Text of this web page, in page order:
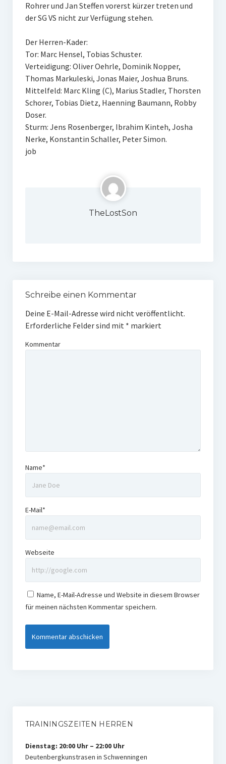
Rohrer und Jan Steffen vorerst kürzer treten und
der SG VS nicht zur Verfügung stehen.
Der Herren-Kader:
Tor: Marc Hensel, Tobias Schuster.
Verteidigung: Oliver Oehrle, Dominik Nopper,
Thomas Markuleski, Jonas Maier, Joshua Bruns.
Mittelfeld: Marc Kling (C), Marius Stadler, Thorsten
Schorer, Tobias Dietz, Haenning Baumann, Robby
Doser.
Sturm: Jens Rosenberger, Ibrahim Kinteh, Josha
Nerke, Konstantin Schaller, Peter Simon.
job
TheLostSon
Schreibe einen Kommentar
Deine E-Mail-Adresse wird nicht veröffentlicht.
Erforderliche Felder sind mit * markiert
Kommentar
Name*
E-Mail*
Webseite
Name, E-Mail-Adresse und Website in diesem Browser
für meinen nächsten Kommentar speichern.
TRAININGSZEITEN HERREN
Dienstag: 20:00 Uhr – 22:00 Uhr
Deutenbergkunstrasen in Schwenningen